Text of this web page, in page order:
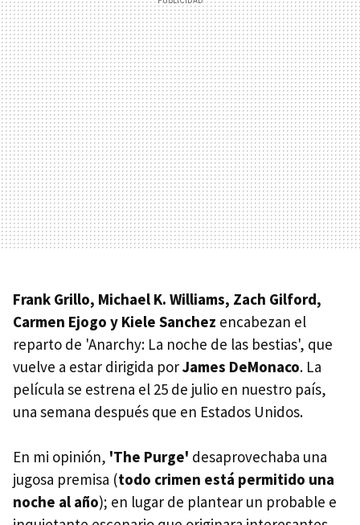
Frank Grillo, Michael K. Williams, Zach Gilford,
Carmen Ejogo y Kiele Sanchez encabezan el
reparto de 'Anarchy: La noche de las bestias', que
vuelve a estar dirigida porJames DeMonaco. La
película se estrena el 25 de julio en nuestro país,
una semana después que en Estados Unidos.
En mi opinión, 'The Purge' desaprovechaba una
jugosa premisa (todo crimen está permitido una
noche al año); en lugar de plantear un probable e